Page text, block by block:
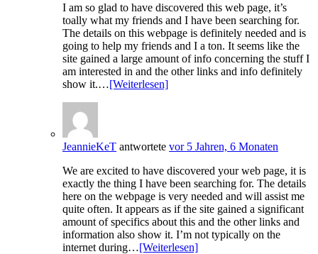
I am so glad to have discovered this web page, it’s
toally what my friends and I have been searching for.
The details on this webpage is definitely needed and is
going to help my friends and I a ton. It seems like the
site gained a large amount of info concerning the stuff I
am interested in and the other links and info definitely
show it.…[Weiterlesen]
JeannieKeT antwortete vor 5 Jahren, 6 Monaten
We are excited to have discovered your web page, it is
exactly the thing I have been searching for. The details
here on the webpage is very needed and will assist me
quite often. It appears as if the site gained a significant
amount of specifics about this and the other links and
information also show it. I’m not typically on the
internet during…[Weiterlesen]